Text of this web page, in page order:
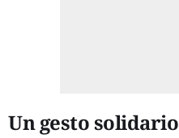
Un gesto solidario